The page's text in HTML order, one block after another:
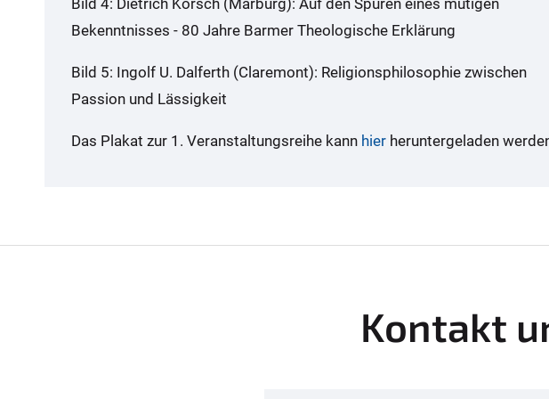
Bild 4: Dietrich Korsch (Marburg): Auf den Spuren eines mutigen
Bekenntnisses - 80 Jahre Barmer Theologische Erklärung
Bild 5: Ingolf U. Dalferth (Claremont): Religionsphilosophie zwischen
Passion und Lässigkeit
Das Plakat zur 1. Veranstaltungsreihe kann hier heruntergeladen
Kontakt